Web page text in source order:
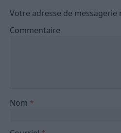
Votre adresse de messagerie
Commentaire
Nom *